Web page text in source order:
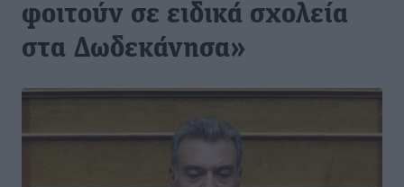
φοιτούν σε ειδικά σχολεία
στα Δωδεκάνησα»